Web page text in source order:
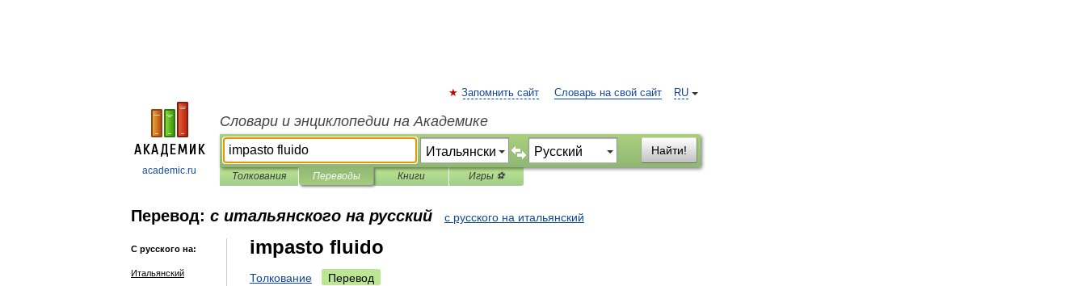
academic.ru
RU
Запомнить сайт Словарь на свой сайт
Словари и энциклопедии на Академике
Найти!
Толкования Переводы Книги Игры ⚽
Перевод: с итальянского на русский с русского на итальянский
С русского на:
Итальянский
impasto fluido
Толкование Перевод